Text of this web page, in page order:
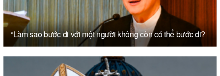
“Làm sao bước đi với một người không còn có thể bước đi?